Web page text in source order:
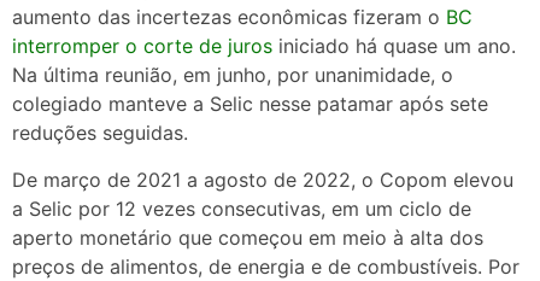
aumento das incertezas econômicas fizeram o BC
interromper o corte de juros iniciado há quase um ano.
Na última reunião, em junho, por unanimidade, o
colegiado manteve a Selic nesse patamar após sete
reduções seguidas.
De março de 2021 a agosto de 2022, o Copom elevou
a Selic por 12 vezes consecutivas, em um ciclo de
aperto monetário que começou em meio à alta dos
preços de alimentos, de energia e de combustíveis. Por